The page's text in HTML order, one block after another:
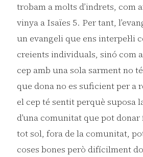
trobam a molts d’indrets, com
vinya a Isaïes 5. Per tant,
un evangeli que ens interpel·li
creients individuals, sinó com
cep amb una sola sarment no
que dona no es suficient per a
el cep té sentit perquè suposa
d’una comunitat que pot
tot sol, fora de la comunitat,
coses bones però difícilment